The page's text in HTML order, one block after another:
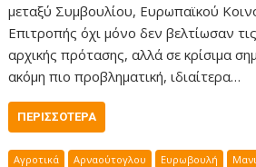
μεταξύ Συμβουλίου, Ευρωπαϊκού
Επιτροπής όχι μόνο δεν βελτίωσαν
αρχικής πρότασης, αλλά σε κρίσιμα
ακόμη πιο προβληματική, ιδιαίτερα…
ΠΕΡΙΣΣΌΤΕΡΑ
Αγροτικά Αρναούτογλου Ευρωβουλή